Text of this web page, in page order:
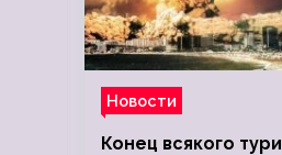
Новости
Конец всякого